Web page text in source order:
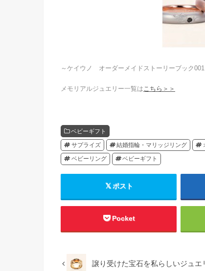
～ケイウノ オーダーメイドストーリーブック001
メモリアルジュエリー一覧は こちら＞＞
ベビーギフト
サプライズ 結婚指輪・マリッジリング
ベビーリング ベビーギフト
ポスト
Pocket
譲り受けた宝石を私らしいジュエ